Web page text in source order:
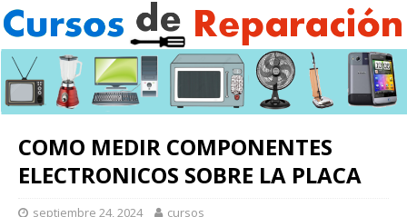
COMO MEDIR COMPONENTES
ELECTRONICOS SOBRE LA PLACA
septiembre 24, 2024 cursos